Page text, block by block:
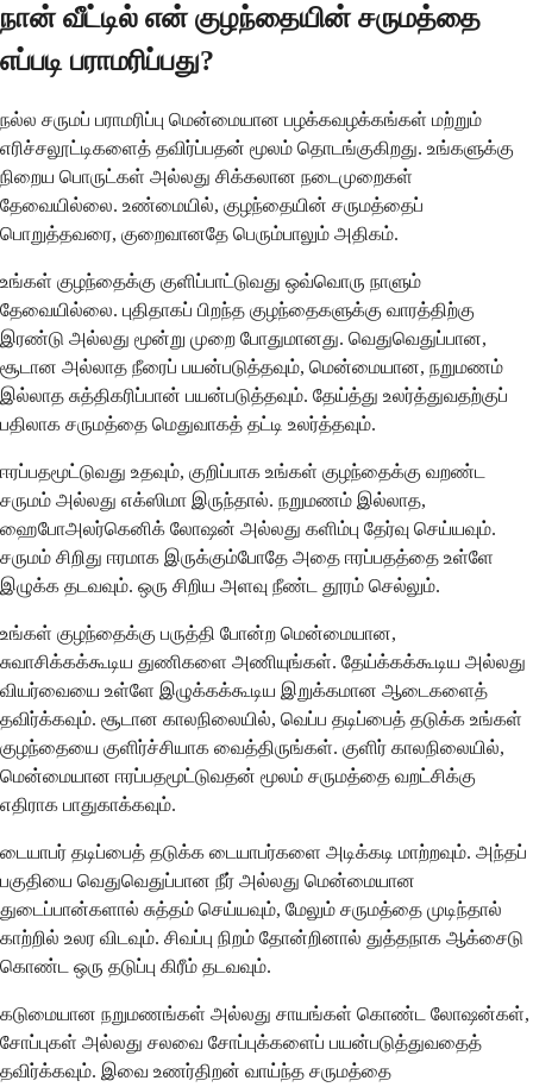
நான் வீட்டில் என் குழந்தையின் சருமத்தை
எப்படி பராமரிப்பது?
நல்ல சருமப் பராமரிப்பு மென்மையான பழக்கவழக்கங்கள் மற்றும்
எரிச்சலூட்டிகளைத் தவிர்ப்பதன் மூலம் தொடங்குகிறது. உங்களுக்கு
நிறைய பொருட்கள் அல்லது சிக்கலான நடைமுறைகள்
தேவையில்லை. உண்மையில், குழந்தையின் சருமத்தைப்
பொறுத்தவரை, குறைவானதே பெரும்பாலும் அதிகம்.
உங்கள் குழந்தைக்கு குளிப்பாட்டுவது ஒவ்வொரு நாளும்
தேவையில்லை. புதிதாகப் பிறந்த குழந்தைகளுக்கு வாரத்திற்கு
இரண்டு அல்லது மூன்று முறை போதுமானது. வெதுவெதுப்பான,
சூடான அல்லாத நீரைப் பயன்படுத்தவும், மென்மையான, நறுமணம்
இல்லாத சுத்திகரிப்பான் பயன்படுத்தவும். தேய்த்து உலர்த்துவதற்குப்
பதிலாக சருமத்தை மெதுவாகத் தட்டி உலர்த்தவும்.
ஈரப்பதமூட்டுவது உதவும், குறிப்பாக உங்கள் குழந்தைக்கு வறண்ட
சருமம் அல்லது எக்ஸிமா இருந்தால். நறுமணம் இல்லாத,
ஹைபோஅலர்கெனிக் லோஷன் அல்லது களிம்பு தேர்வு செய்யவும்.
சருமம் சிறிது ஈரமாக இருக்கும்போதே அதை ஈரப்பதத்தை உள்ளே
இழுக்க தடவவும். ஒரு சிறிய அளவு நீண்ட தூரம் செல்லும்.
உங்கள் குழந்தைக்கு பருத்தி போன்ற மென்மையான,
சுவாசிக்கக்கூடிய துணிகளை அணியுங்கள். தேய்க்கக்கூடிய அல்லது
வியர்வையை உள்ளே இழுக்கக்கூடிய இறுக்கமான ஆடைகளைத்
தவிர்க்கவும். சூடான காலநிலையில், வெப்ப தடிப்பைத் தடுக்க உங்கள்
குழந்தையை குளிர்ச்சியாக வைத்திருங்கள். குளிர் காலநிலையில்,
மென்மையான ஈரப்பதமூட்டுவதன் மூலம் சருமத்தை வறட்சிக்கு
எதிராக பாதுகாக்கவும்.
டையாபர் தடிப்பைத் தடுக்க டையாபர்களை அடிக்கடி மாற்றவும். அந்தப்
பகுதியை வெதுவெதுப்பான நீர் அல்லது மென்மையான
துடைப்பான்களால் சுத்தம் செய்யவும், மேலும் சருமத்தை முடிந்தால்
காற்றில் உலர விடவும். சிவப்பு நிறம் தோன்றினால் துத்தநாக ஆக்சைடு
கொண்ட ஒரு தடுப்பு கிரீம் தடவவும்.
கடுமையான நறுமணங்கள் அல்லது சாயங்கள் கொண்ட லோஷன்கள்,
சோப்புகள் அல்லது சலவை சோப்புக்களைப் பயன்படுத்துவதைத்
தவிர்க்கவும். இவை உணர்திறன் வாய்ந்த சருமத்தை